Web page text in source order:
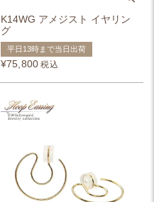
K14WG アメジスト イヤリン
グ
平日13時まで当日出荷
¥75,800 税込